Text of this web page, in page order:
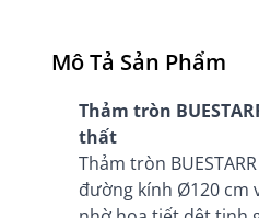
Mô Tả Sản Phẩm
Thảm tròn
thất
Thảm tròn
đường kính Ø120 cm